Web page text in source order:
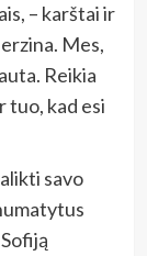
– karštai ir
Mes,
Reikia
tuo, kad esi
savo